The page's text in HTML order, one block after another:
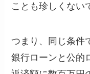
ことも珍しくない
つまり、同じ条件
銀行ローンと公的